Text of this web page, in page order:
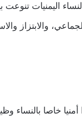
اليمنيات تنوعت
والابتزاز
خاصا بالنساء